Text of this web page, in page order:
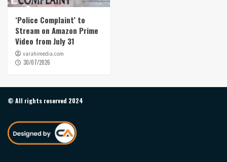
‘Police Complaint’ to
Stream on Amazon Prime
Video from July 31
varahimedia.com
30/07/2026
© All rights reserved 2024